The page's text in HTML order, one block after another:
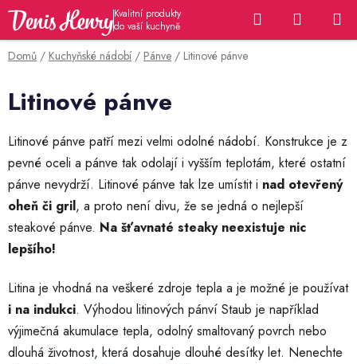
Přejít
obsah
Hledat
KOŠÍK
Domů / Kuchyňské nádobí / Pánve / Litinové pánve
Litinové pánve
Litinové pánve patří mezi velmi odolné nádobí. Konstrukce je z
pevné oceli a pánve tak odolají i vyšším teplotám, které ostatní
pánve nevydrží. Litinové pánve tak lze umístit i nad otevřený
oheň či gril, a proto není divu, že se jedná o nejlepší
steakové pánve. Na šťavnaté steaky neexistuje nic
lepšího!
Litina je vhodná na veškeré zdroje tepla a je možné je používat
i na indukci. Výhodou litinových pánví Staub je například
výjimečná akumulace tepla, odolný smaltovaný povrch nebo
dlouhá životnost, která dosahuje dlouhé desítky let. Nenechte